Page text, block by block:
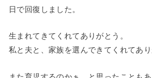
日で回復しました。
生まれてきてくれてありがとう。
私と夫と、家族を選んできてくれてあり